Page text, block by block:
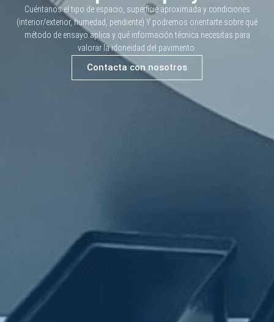
Cuéntanos el tipo de espacio, superficie aproximada y condiciones
(interior/exterior, humedad, pendiente) Y podremos orientarte sobre qué
método de ensayo aplica y qué información técnica necesitas para
valorar la idoneidad del pavimento.
Contacta con nosotros